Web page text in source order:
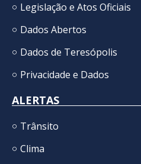
Legislação e Atos Oficiais
Dados Abertos
Dados de Teresópolis
Privacidade e Dados
ALERTAS
Trânsito
Clima